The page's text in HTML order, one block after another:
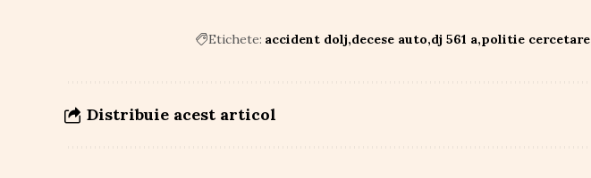
Etichete: accident dolj decese auto dj 561 a politie cercetare
Distribuie acest articol